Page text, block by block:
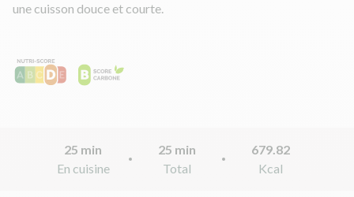
une cuisson douce et courte.
25 min
En cuisine
25 min
Total
679.82
Kcal